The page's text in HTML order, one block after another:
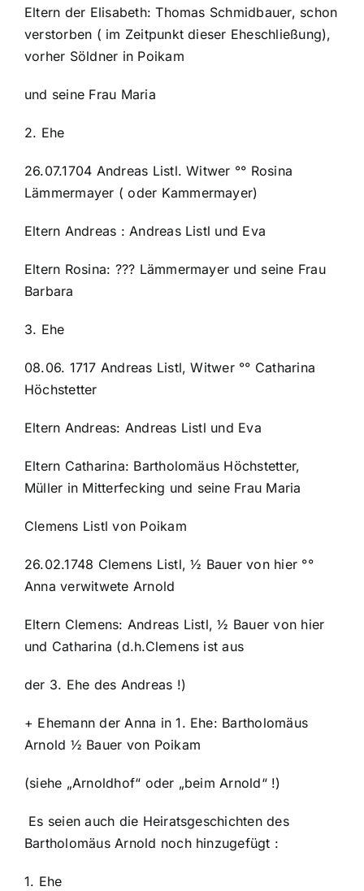
Eltern der Elisabeth: Thomas Schmidbauer, schon
verstorben ( im Zeitpunkt dieser Eheschließung),
vorher Söldner in Poikam
und seine Frau Maria
2. Ehe
26.07.1704 Andreas Listl. Witwer °° Rosina
Lämmermayer ( oder Kammermayer)
Eltern Andreas : Andreas Listl und Eva
Eltern Rosina: ??? Lämmermayer und seine Frau
Barbara
3. Ehe
08.06. 1717 Andreas Listl, Witwer °° Catharina
Höchstetter
Eltern Andreas: Andreas Listl und Eva
Eltern Catharina: Bartholomäus Höchstetter,
Müller in Mitterfecking und seine Frau Maria
Clemens Listl von Poikam
26.02.1748 Clemens Listl, ½ Bauer von hier °°
Anna verwitwete Arnold
Eltern Clemens: Andreas Listl, ½ Bauer von hier
und Catharina (d.h.Clemens ist aus
der 3. Ehe des Andreas !)
+ Ehemann der Anna in 1. Ehe: Bartholomäus
Arnold ½ Bauer von Poikam
(siehe „Arnoldhof“ oder „beim Arnold“ !)
Es seien auch die Heiratsgeschichten des
Bartholomäus Arnold noch hinzugefügt :
1. Ehe